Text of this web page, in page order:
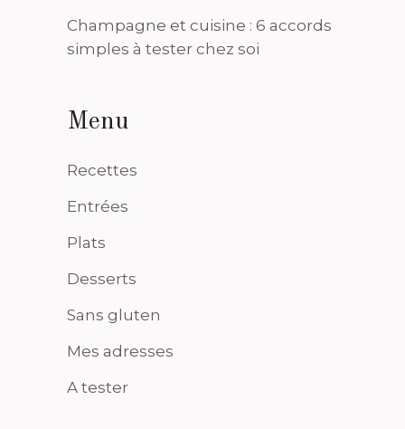
Champagne et cuisine : 6 accords
simples à tester chez soi
Menu
Recettes
Entrées
Plats
Desserts
Sans gluten
Mes adresses
A tester